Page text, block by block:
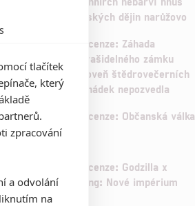
českých dějin narůžovo
Recenze: Záhada
strašidelného zámku
úroveň štědrovečerních
pohádek nepozvedla
8 Recenze: Občanská válka
6
Recenze: Godzilla x
Kong: Nové impérium
tlačítek
který
zpracování
a odvolání
na